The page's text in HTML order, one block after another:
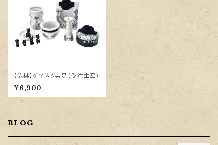
【仏具】ダマスク具足（受注生産）
¥6,900
BLOG